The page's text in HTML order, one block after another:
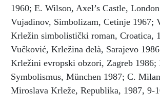
1960; E. Wilson, Axel’s Castle,
Vujadinov, Simbolizam, Cetinje 1967;
Krležin simbolistički roman, Croatica,
Vučković, Krležina delà, Sarajevo
Krležini evropski obzori, Zagreb 1986;
Symbolismus, München 1987; C.
Miroslava Krleže, Republika, 1987, 9-